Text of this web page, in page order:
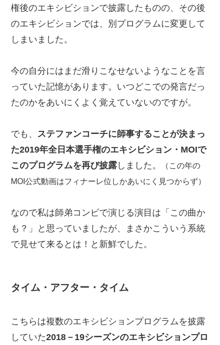
権後のエキシビションで披露したものの、その後
のエキシビションでは、別プログラムに変更して
しまいました。
今の自分にはまだ滑りこなせないようなことを言
っていた記憶があります。いつどこでの発言だっ
たのかをあいにくよく覚えていないのですが。
でも、 ステファンコーチに師事することが決まっ
た2019年全日本選手権のエキシビション・MOIで
このプログラムを再び披露 しました。
（この年の
MOI公式動画はフィナーレ位しかあいにく見つからず）
なので私は師弟コンビで演じる演目は「この曲か
も？」と思っていましたが、まさかこういう系統
で見せて来るとは！と新鮮でした。
タイム・アフター・タイム
こちらは複数のエキシビションプログラムを披露
していた2018－19シーズンのエキシビションプロ